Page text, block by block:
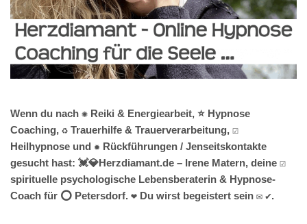
Wenn du nach ✺ Reiki & Energiearbeit, ⭐ Hypnose
Coaching, ♻ Trauerhilfe & Trauerverarbeitung, ☑️
Heilhypnose und ✹ Rückführungen / Jenseitskontakte
gesucht hast: 💓️💎Herzdiamant.de – Irene Matern, deine ☑️
spirituelle psychologische Lebensberaterin & Hypnose-
Coach für ⭕ Petersdorf. ❤ Du wirst begeistert sein ✉ ✔.